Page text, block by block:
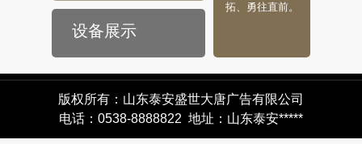
拓、勇往直前。
设备展示
版权所有：山东泰安盛世大唐广告有限公司
电话：0538-8888822 地址：山东泰安*****